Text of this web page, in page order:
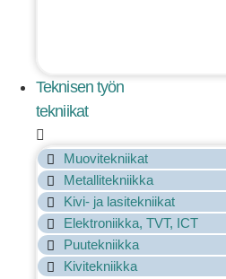
Teknisen työn
tekniikat
Muovitekniikat
Metallitekniikka
Kivi- ja lasitekniikat
Elektroniikka, TVT, ICT
Puutekniikka
Kivitekniikka